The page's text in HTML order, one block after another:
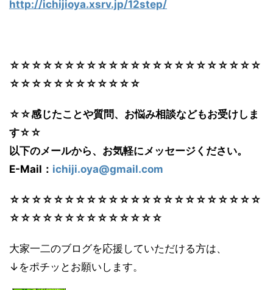
http://ichijioya.xsrv.jp/12step/
☆☆☆☆☆☆☆☆☆☆☆☆☆☆☆☆☆☆☆☆☆☆☆
☆☆☆☆☆☆☆☆☆☆☆☆
☆☆感じたことや質問、お悩み相談などもお受けしま
す☆☆
以下のメールから、お気軽にメッセージください。
E-Mail： ichiji.oya@gmail.com
☆☆☆☆☆☆☆☆☆☆☆☆☆☆☆☆☆☆☆☆☆☆☆
☆☆☆☆☆☆☆☆☆☆☆☆☆☆
大家一二のブログを応援していただける方は、
↓をポチッとお願いします。